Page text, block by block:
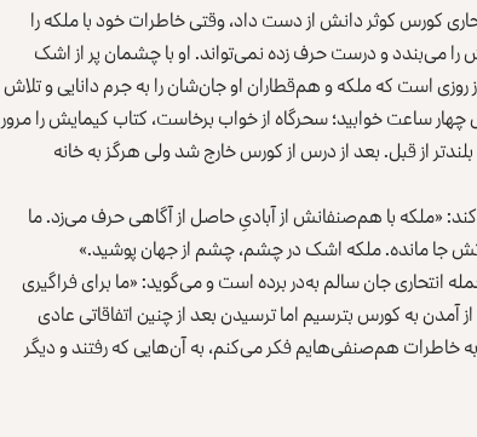
کورس کوثر دانش از دست داد، وقتی خاطرات خود با ملکه را
می‌بندد و درست حرف زده نمی‌تواند. او با چشمان پر از اشک
است که ملکه و هم‌قطاران او جان‌شان را به جرم دانایی و تلاش
هم‌صنفی‌هایش چهار ساعت خوابید؛ سحرگاه از خواب برخاست، کتاب کیمایش را مرور
از قبل. بعد از درس از کورس خارج شد ولی هرگز به خانه
«ملکه با هم‌صنفانش از آبادیِ حاصل از آگاهی حرف می‌زد. ما
جا مانده. ملکه اشک در چشم، چشم از جهان پوشید.»
انتحاری جان سالم به‌در برده است و می‌گوید: «ما برای فراگیری
به کورس بترسیم اما ترسیدن بعد از چنین اتفاقاتی عادی
هم‌صنفی‌هایم فکر می‌کنم، به آن‌هایی که رفتند و دیگر